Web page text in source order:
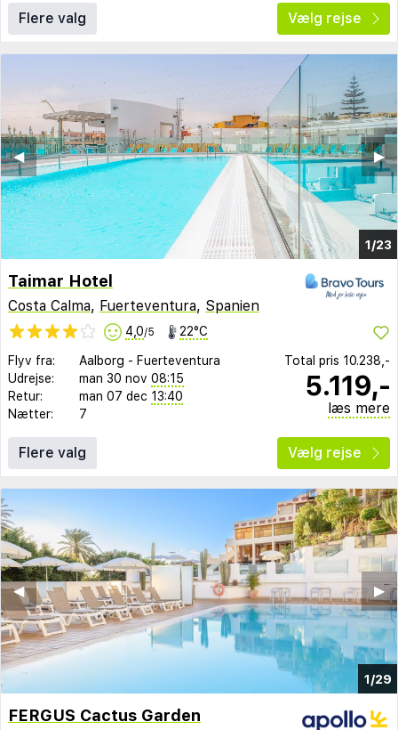
Flere valg Vælg rejse
1/23
▶︎
◀︎
Taimar Hotel
Costa Calma, Fuerteventura, Spanien
4,0/5 22°C
Flyv fra: Aalborg - Fuerteventura
Udrejse:
man 30 nov 08:15
Retur:
man 07 dec 13:40
Nætter:
7
Total pris 10.238,-
5.119,-
læs mere
Flere valg Vælg rejse
1/29
▶︎
◀︎
FERGUS Cactus Garden